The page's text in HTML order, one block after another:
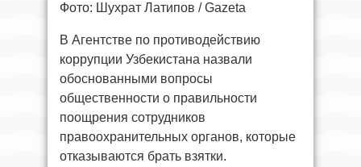
Фото: Шухрат Латипов / Gazeta
В Агентстве по противодействию
коррупции Узбекистана назвали
обоснованными вопросы
общественности о правильности
поощрения сотрудников
правоохранительных органов, которые
отказываются брать взятки.